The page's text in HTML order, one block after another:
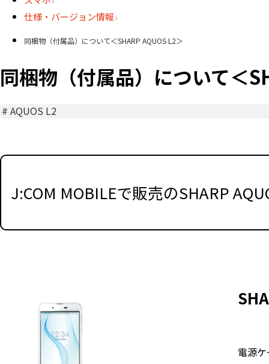
仕様・バージョン情報
同梱物（付属品）について＜SHARP AQUOS L2＞
同梱物（付属品）について＜
#AQUOS L2
J:COM MOBILEで販売のSHARP
電源